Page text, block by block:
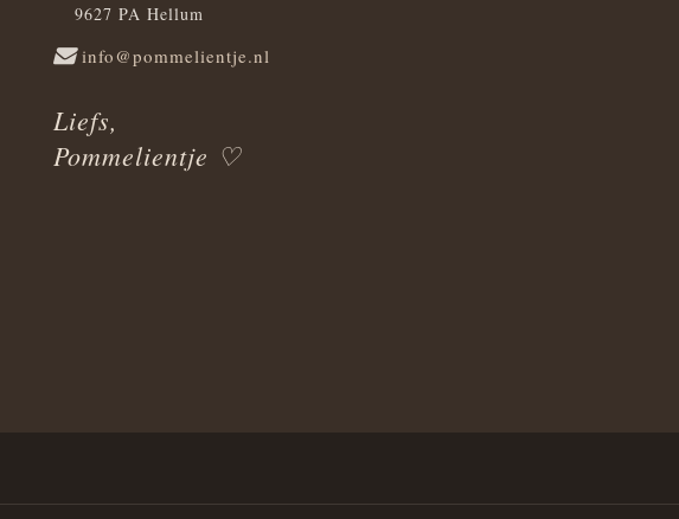
9627 PA Hellum
info@pommelientje.nl
Liefs,
Pommelientje ♡